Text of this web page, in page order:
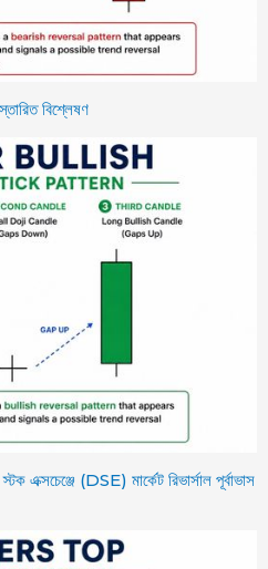
বিশ্লেষণ
এক্সচেঞ্জে (DSE) মার্কেট রিভার্সাল পূর্বাভাস